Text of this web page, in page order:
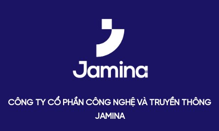
CÔNG TY CỔ PHẦN CÔNG NGHỆ VÀ TRUYỀN THÔNG
JAMINA